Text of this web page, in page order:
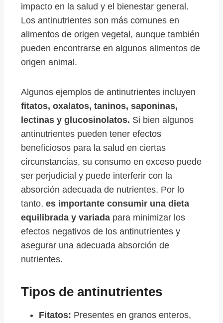
impacto en la salud y el bienestar general.
Los antinutrientes son más comunes en
alimentos de origen vegetal, aunque también
pueden encontrarse en algunos alimentos de
origen animal.
Algunos ejemplos de antinutrientes incluyen
fitatos, oxalatos, taninos, saponinas,
lectinas y glucosinolatos. Si bien algunos
antinutrientes pueden tener efectos
beneficiosos para la salud en ciertas
circunstancias, su consumo en exceso puede
ser perjudicial y puede interferir con la
absorción adecuada de nutrientes. Por lo
tanto, es importante consumir una dieta
equilibrada y variada para minimizar los
efectos negativos de los antinutrientes y
asegurar una adecuada absorción de
nutrientes.
Tipos de antinutrientes
Fitatos: Presentes en granos enteros,